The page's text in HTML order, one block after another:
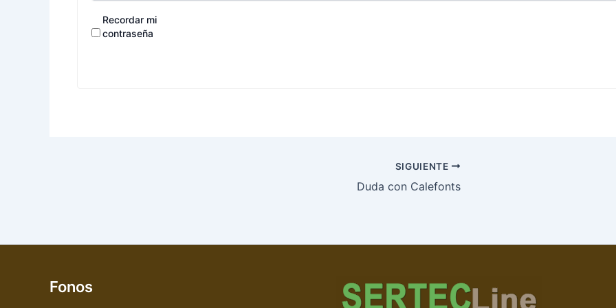
Recordar mi
contraseña
SIGUIENTE
Duda con Calefonts
Fonos